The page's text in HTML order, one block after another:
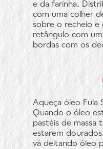
e da farinha.
com uma colher
sobre o recheio e
retângulo com
bordas com os
Aqueça óleo Fula
Quando o óleo
pastéis de massa
estarem
vá deitando óleo